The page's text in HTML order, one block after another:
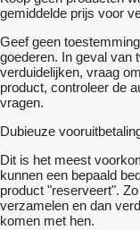
gemiddelde prijs voor
Geef geen
goederen. In geval van
verduidelijken, vraag
product, controleer de
vragen.
Dubieuze
Dit is het meest
kunnen een bepaald
product "reserveert".
verzamelen en dan
komen met hen.